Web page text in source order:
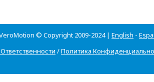
© Copyright 2009-2024 | English -
/Политика